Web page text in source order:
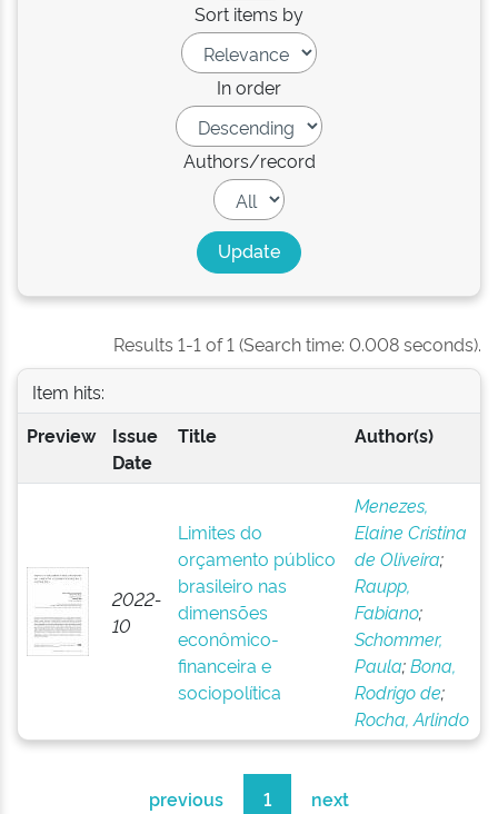
Sort items by
In order
Authors/record
Results 1-1 of 1 (Search time: 0.008 seconds).
Item hits:
Preview
Issue
Date
Title Author(s)
2022-
10
Limites do
orçamento público
brasileiro nas
dimensões
econômico-
financeira e
sociopolítica
Menezes,
Elaine Cristina
de Oliveira;
Raupp,
Fabiano;
Schommer,
Paula;Bona,
Rodrigo de;
Rocha, Arlindo
previous 1 next